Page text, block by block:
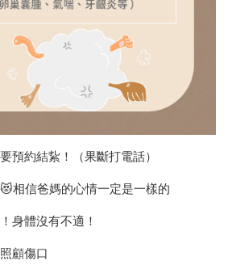
預約結紥！（果斷打電話）
相信爸媽的心情一定是一樣的
身體沒有不適！
顧傷口